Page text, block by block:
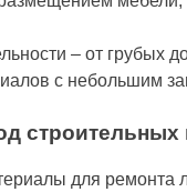
– от грубых
с небольшим
строительных
для ремонта